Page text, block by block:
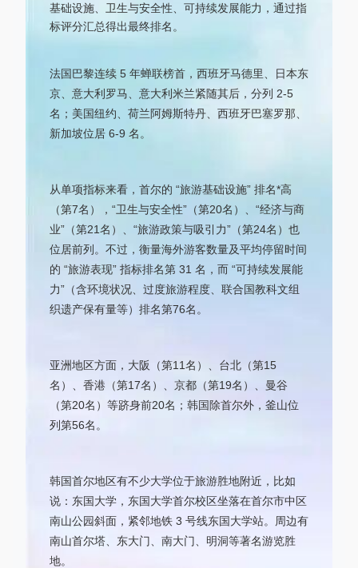
基础设施、卫生与安全性、可持续发展能力，通过指
标评分汇总得出最终排名。
法国巴黎连续 5 年蝉联榜首，西班牙马德里、日本东
京、意大利罗马、意大利米兰紧随其后，分列 2-5
名；美国纽约、荷兰阿姆斯特丹、西班牙巴塞罗那、
新加坡位居 6-9 名。
从单项指标来看，首尔的 “旅游基础设施” 排名*高
（第7名），“卫生与安全性”（第20名）、“经济与商
业”（第21名）、“旅游政策与吸引力”（第24名）也
位居前列。不过，衡量海外游客数量及平均停留时间
的 “旅游表现” 指标排名第 31 名，而 “可持续发展能
力”（含环境状况、过度旅游程度、联合国教科文组
织遗产保有量等）排名第76名。
亚洲地区方面，大阪（第11名）、台北（第15
名）、香港（第17名）、京都（第19名）、曼谷
（第20名）等跻身前20名；韩国除首尔外，釜山位
列第56名。
韩国首尔地区有不少大学位于旅游胜地附近，比如
说：东国大学，东国大学首尔校区坐落在首尔市中区
南山公园斜面，紧邻地铁 3 号线东国大学站。周边有
南山首尔塔、东大门、南大门、明洞等著名游览胜
地。